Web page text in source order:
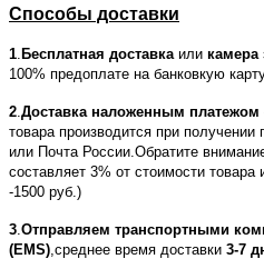
Способы доставки
1 Бесплатная доставка или камера
100% предоплате на банковкую
2 Доставка наложенным платежом
товара производится при
или Почта России.Обратите
составляет 3% от стоимости
-1500 руб.)
3 Отправляем транспортными
(EMS) ,среднее время доставки 3-7